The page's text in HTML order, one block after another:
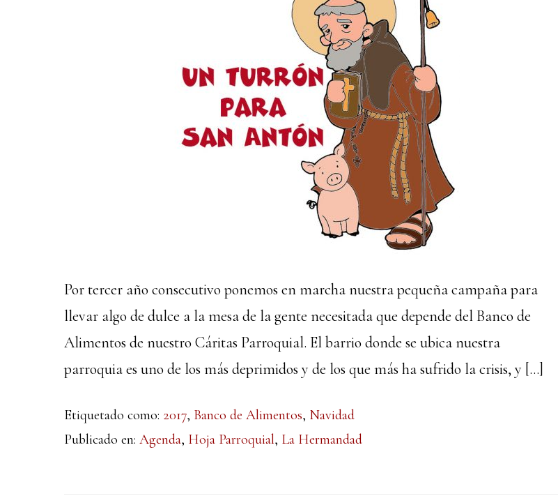
Por tercer año consecutivo ponemos en marcha nuestra pequeña campaña para
llevar algo de dulce a la mesa de la gente necesitada que depende del Banco de
Alimentos de nuestro Cáritas Parroquial. El barrio donde se ubica nuestra
parroquia es uno de los más deprimidos y de los que más ha sufrido la crisis, y […]
Etiquetado como: 2017, Banco de Alimentos, Navidad
Publicado en: Agenda, Hoja Parroquial, La Hermandad